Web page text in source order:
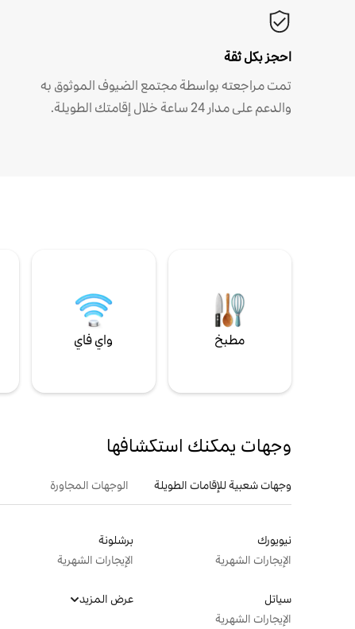
احجز بكل ثقة
تمت مراجعته بواسطة مجتمع الضيوف الموثوق به
والدعم على مدار 24 ساعة خلال إقامتك الطويلة.
مطبخ واي فاي
وجهات يمكنك استكشافها
وجهات شعبية للإقامات الطويلة الوجهات المجاورة
نيويورك
الإيجارات الشهرية
برشلونة
الإيجارات الشهرية
سياتل
الإيجارات الشهرية
عرض المزيد